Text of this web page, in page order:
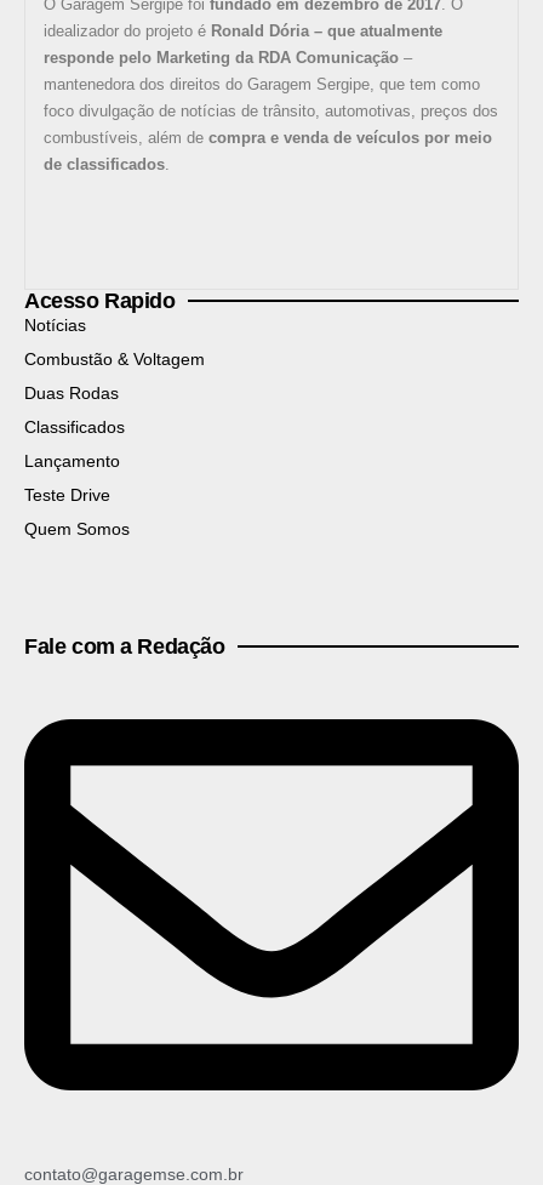
O Garagem Sergipe foi fundado em dezembro de 2017. O
idealizador do projeto é Ronald Dória – que atualmente
responde pelo Marketing da RDA Comunicação –
mantenedora dos direitos do Garagem Sergipe, que tem como
foco divulgação de notícias de trânsito, automotivas, preços dos
combustíveis, além de compra e venda de veículos por meio
de classificados.
Acesso Rapido
Notícias
Combustão & Voltagem
Duas Rodas
Classificados
Lançamento
Teste Drive
Quem Somos
Fale com a Redação
contato@garagemse.com.br